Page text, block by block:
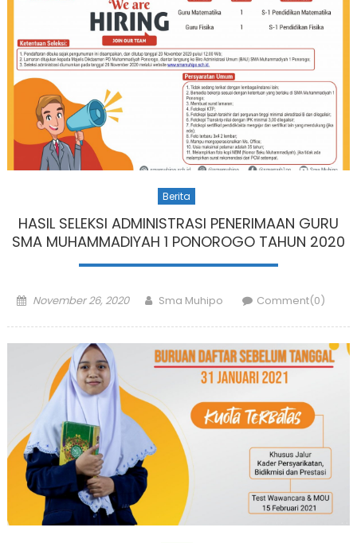
Berita
HASIL SELEKSI ADMINISTRASI PENERIMAAN GURU
SMA MUHAMMADIYAH 1 PONOROGO TAHUN 2020
Posted
November 26, 2020 Author
Sma Muhipo Comment(0)